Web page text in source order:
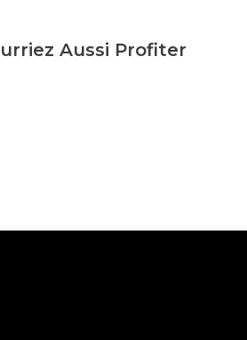
Aussi Profiter